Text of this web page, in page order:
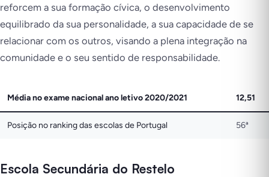
reforcem a sua formação cívica, o desenvolvimento
equilibrado da sua personalidade, a sua capacidade de se
relacionar com os outros, visando a plena integração na
comunidade e o seu sentido de responsabilidade.
Média no exame nacional ano letivo 2020/2021 12,51
Posição no ranking das escolas de Portugal 56ª
Escola Secundária do Restelo